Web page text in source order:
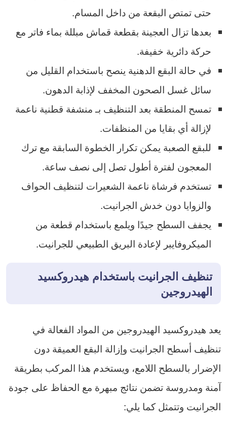
حتى تمتص البقعة من داخل المسام.
بعدها تزال العجينة بقطعة قماش مبللة بماء فاتر مع
حركة دائرية خفيفة.
في حالة البقع الدهنية ينصح باستخدام القليل من
سائل غسل الصحون المخفف لإذابة الدهون.
تمسح المنطقة بعد التنظيف بـ منشفة قطنية ناعمة
لإزالة أي بقايا من المنظفات.
للبقع الصعبة يمكن تكرار الخطوة السابقة مع ترك
المعجون لفترة أطول تصل إلى نصف ساعة.
تستخدم فرشاة ناعمة الشعيرات لتنظيف الحواف
والزوايا دون خدش الجرانيت.
يجفف السطح جيدًا ويلمع باستخدام قطعة من
الميكروفايبر لإعادة البريق الطبيعي للجرانيت.
تنظيف الجرانيت باستخدام هيدروكسيد
الهيدروجين
يعد هيدروكسيد الهيدروجين من المواد الفعالة في
تنظيف أسطح الجرانيت وإزالة البقع العميقة دون
الإضرار بالسطح اللامع، ويستخدم هذا المركب بطريقة
آمنة ومدروسة تضمن نتائج مبهرة مع الحفاظ على جودة
الجرانيت وتتمثل كما يلي: